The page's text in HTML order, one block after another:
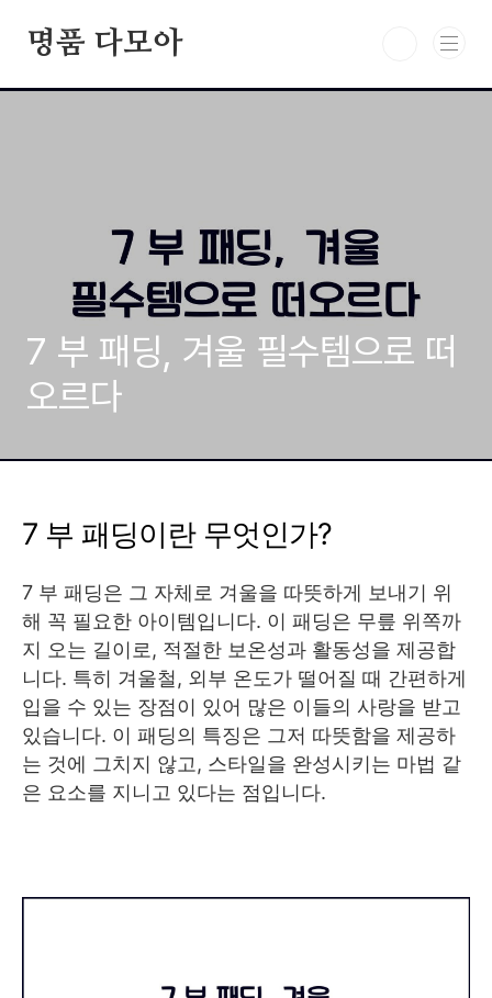
명품 다모아
7 부 패딩, 겨울 필수템으로 떠
오르다
7 부 패딩이란 무엇인가?
7 부 패딩은 그 자체로 겨울을 따뜻하게 보내기 위
해 꼭 필요한 아이템입니다. 이 패딩은 무릎 위쪽까
지 오는 길이로, 적절한 보온성과 활동성을 제공합
니다. 특히 겨울철, 외부 온도가 떨어질 때 간편하게
입을 수 있는 장점이 있어 많은 이들의 사랑을 받고
있습니다. 이 패딩의 특징은 그저 따뜻함을 제공하
는 것에 그치지 않고, 스타일을 완성시키는 마법 같
은 요소를 지니고 있다는 점입니다.